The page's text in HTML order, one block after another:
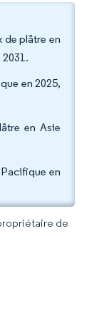
de plâtre en
en 2025,
en Asie
en
de